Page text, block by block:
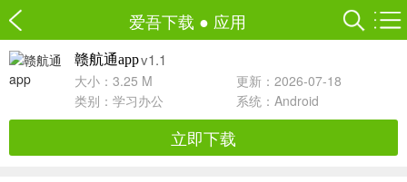
爱吾下载 ● 应用
赣航通appv1.1
大小：3.25 M
更新：2026-07-18
类别： 学习办公 系统：Android
立即下载